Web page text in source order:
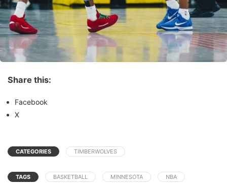
Share this:
Facebook
X
CATEGORIES TIMBERWOLVES
TAGS BASKETBALL MINNESOTA NBA